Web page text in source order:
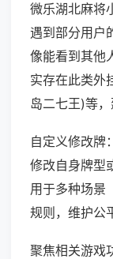
微乐湖北麻将
遇到部分用户
像能看到其他
实存在此类外
岛二七王)等，
自定义修改牌
修改自身牌型
用于多种场景
规则，维护公
聚焦相关游戏